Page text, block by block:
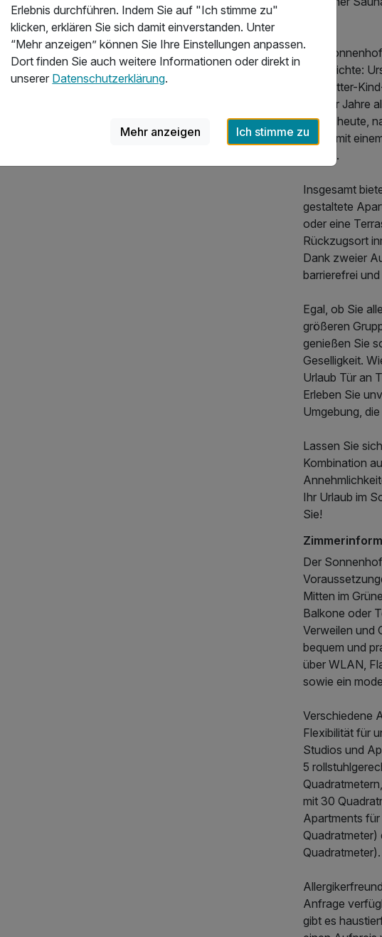
p.P. ab 171,71 €
Der
Geschichte:
für Mutter-
1990er Jahre
es Sie heute,
2002, mit
Atrium.
Insgesamt
gestaltete
oder eine
Rückzugsort
Dank zweier
barrierefrei
Egal, ob Sie
größeren
genießen Sie
Geselligkeit.
Urlaub Tür an
Erleben Sie
Umgebung,
Lassen Sie
Kombination
Ihr Urlaub im
Sie!
Der
Mitten im
Balkone oder
Verweilen und
bequem und
über WLAN,
sowie ein
Verschiedene
Flexibilität für
Studios und
5
mit 30
Apartments
Quadratmeter).
Anfrage
gibt es
Erlebnis durchführen. Indem Sie auf "Ich stimme zu"
klicken, erklären Sie sich damit einverstanden. Unter
“Mehr anzeigen” können Sie Ihre Einstellungen anpassen.
Dort finden Sie auch weitere Informationen oder direkt in
unserer Datenschutzerklärung.
Mehr anzeigen Ich stimme zu